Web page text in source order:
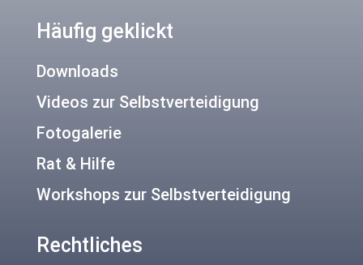
Häufig geklickt
Downloads
Videos zur Selbstverteidigung
Fotogalerie
Rat & Hilfe
Workshops zur Selbstverteidigung
Rechtliches